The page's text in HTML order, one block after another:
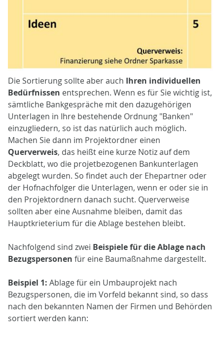
Die Sortierung sollte aber auch Ihren individuellen
Bedürfnissen entsprechen. Wenn es für Sie wichtig ist,
sämtliche Bankgespräche mit den dazugehörigen
Unterlagen in Ihre bestehende Ordnung "Banken"
einzugliedern, so ist das natürlich auch möglich.
Machen Sie dann im Projektordner einen
Querverweis, das heißt eine kurze Notiz auf dem
Deckblatt, wo die projetbezogenen Bankunterlagen
abgelegt wurden. So findet auch der Ehepartner oder
der Hofnachfolger die Unterlagen, wenn er oder sie in
den Projektordnern danach sucht. Querverweise
sollten aber eine Ausnahme bleiben, damit das
Hauptkrieterium für die Ablage bestehen bleibt.
Nachfolgend sind zwei Beispiele für die Ablage nach
Bezugspersonen für eine Baumaßnahme dargestellt.
Beispiel 1: Ablage für ein Umbauprojekt nach
Bezugspersonen, die im Vorfeld bekannt sind, so dass
nach den bekannten Namen der Firmen und Behörden
sortiert werden kann: